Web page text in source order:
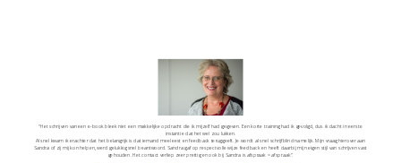
“Het schrijven van een e-book bleek niet een makkelijke opdracht die ik mijzelf had gegeven. Een korte training had ik gevolgd, dus ik dacht in eerste
instantie dat het wel zou lukken.
Al snel kwam ik erachter dat het belangrijk is dat iemand meeleest en feedback teruggeeft. Je wordt al snel schrijfblind namelijk. Mijn vraag hierover aan
Sandra of zij mij kon helpen, werd gelukkig snel beantwoord. Sandra gaf op respectvolle wijze feedback en heeft daarbij mijn eigen stijl van schrijven vast
gehouden. Het contact verliep zeer prettig en ook bij Sandra is afspraak = afspraak”.